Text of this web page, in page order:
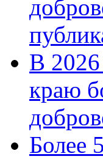
В
краю
Более